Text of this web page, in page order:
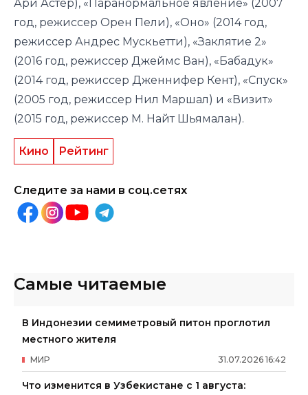
Ари Астер), «Паранормальное явление» (2007
год, режиссер Орен Пели), «Оно» (2014 год,
режиссер Андрес Мускьетти), «Заклятие 2»
(2016 год, режиссер Джеймс Ван), «Бабадук»
(2014 год, режиссер Дженнифер Кент), «Спуск»
(2005 год, режиссер Нил Маршал) и «Визит»
(2015 год, режиссер М. Найт Шьямалан).
Кино Рейтинг
Следите за нами в соц.сетях
Самые читаемые
В Индонезии семиметровый питон проглотил
местного жителя
31.07.2026 16:42
МИР
Что изменится в Узбекистане с 1 августа: